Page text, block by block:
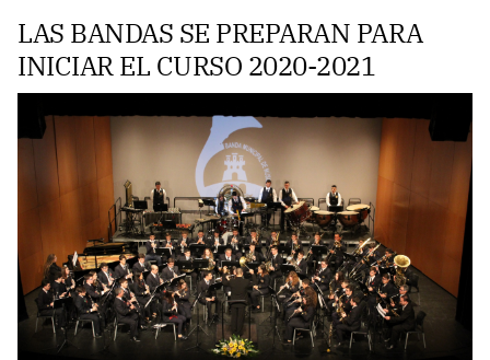
LAS BANDAS SE PREPARAN PARA
INICIAR EL CURSO 2020-2021